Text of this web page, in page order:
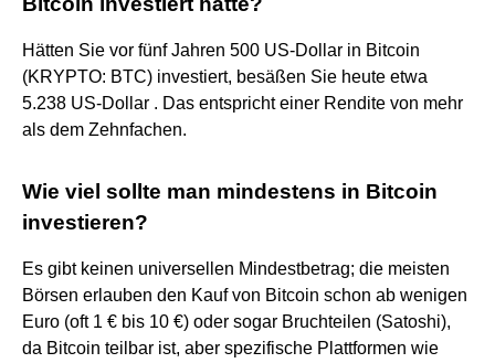
Hätten Sie vor fünf Jahren 500 US-Dollar in Bitcoin
(KRYPTO: BTC) investiert, besäßen Sie heute etwa
5.238 US-Dollar . Das entspricht einer Rendite von mehr
als dem Zehnfachen.
Wie viel sollte man mindestens in Bitcoin
investieren?
Es gibt keinen universellen Mindestbetrag; die meisten
Börsen erlauben den Kauf von Bitcoin schon ab wenigen
Euro (oft 1 € bis 10 €) oder sogar Bruchteilen (Satoshi),
da Bitcoin teilbar ist, aber spezifische Plattformen wie